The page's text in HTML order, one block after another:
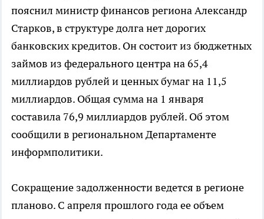
пояснил министр финансов региона Александр
Старков, в структуре долга нет дорогих
банковских кредитов. Он состоит из бюджетных
займов из федерального центра на 65,4
миллиардов рублей и ценных бумаг на 11,5
миллиардов. Общая сумма на 1 января
составила 76,9 миллиардов рублей. Об этом
сообщили в региональном Департаменте
информполитики.
Сокращение задолженности ведется в регионе
планово. С апреля прошлого года ее объем